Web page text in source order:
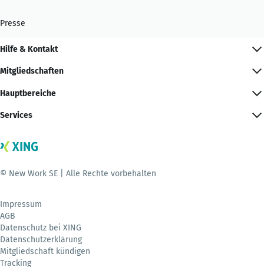
Presse
Hilfe & Kontakt
Mitgliedschaften
Hauptbereiche
Services
© New Work SE | Alle Rechte vorbehalten
Impressum
AGB
Datenschutz bei XING
Datenschutzerklärung
Mitgliedschaft kündigen
Tracking